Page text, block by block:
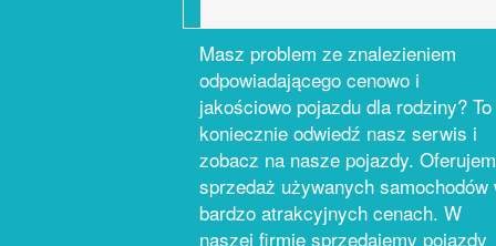
Masz problem ze znalezieniem
odpowiadającego cenowo i
jakościowo pojazdu dla rodziny? To
koniecznie odwiedź nasz serwis i
zobacz na nasze pojazdy.
sprzedaż używanych samochodów
bardzo atrakcyjnych cenach. W
naszej firmie sprzedajemy pojazdy